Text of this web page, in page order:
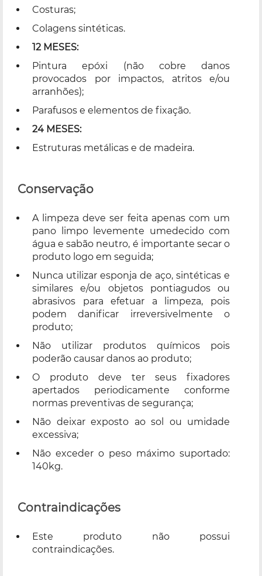
Costuras;
Colagens sintéticas.
12 MESES:
Pintura epóxi (não cobre danos
provocados por impactos, atritos e/ou
arranhões);
Parafusos e elementos de fixação.
24 MESES:
Estruturas metálicas e de madeira.
Conservação
A limpeza deve ser feita apenas com um
pano limpo levemente umedecido com
água e sabão neutro, é importante secar o
produto logo em seguida;
Nunca utilizar esponja de aço, sintéticas e
similares e/ou objetos pontiagudos ou
abrasivos para efetuar a limpeza, pois
podem danificar irreversivelmente o
produto;
Não utilizar produtos químicos pois
poderão causar danos ao produto;
O produto deve ter seus fixadores
apertados periodicamente conforme
normas preventivas de segurança;
Não deixar exposto ao sol ou umidade
excessiva;
Não exceder o peso máximo suportado:
140kg.
Contraindicações
Este produto não possui
contraindicações.